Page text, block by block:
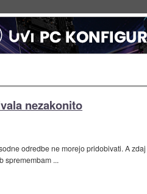
nezakonito
odredbe ne morejo pridobivati. A
spremembam ...